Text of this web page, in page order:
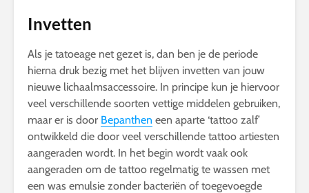
Invetten
Als je tatoeage net gezet is, dan ben je de periode
hierna druk bezig met het blijven invetten van jouw
nieuwe lichaalmsaccessoire. In principe kun je hiervoor
veel verschillende soorten vettige middelen gebruiken,
maar er is door Bepanthen een aparte ‘tattoo zalf’
ontwikkeld die door veel verschillende tattoo artiesten
aangeraden wordt. In het begin wordt vaak ook
aangeraden om de tattoo regelmatig te wassen met
een was emulsie zonder bacteriën of toegevoegde